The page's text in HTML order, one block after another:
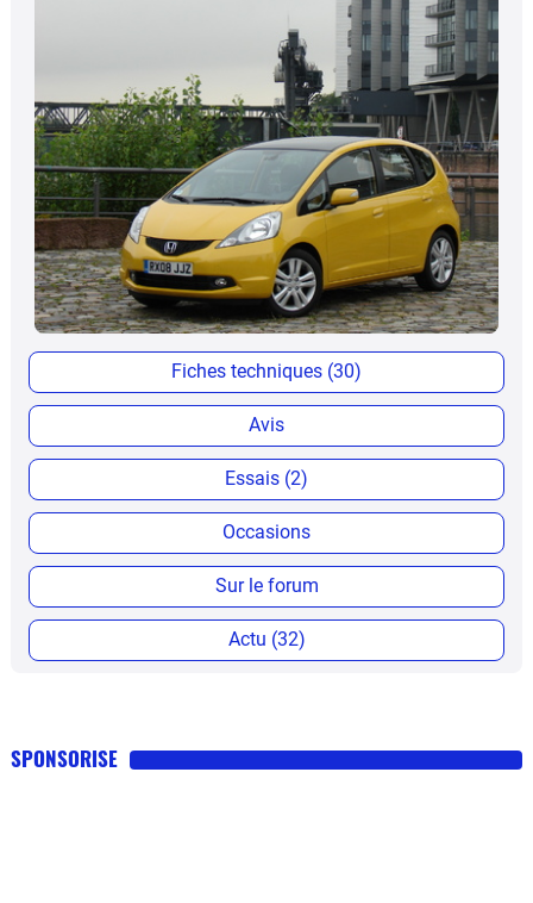
Fiches techniques (30)
Avis
Essais (2)
Occasions
Sur le forum
Actu (32)
SPONSORISE